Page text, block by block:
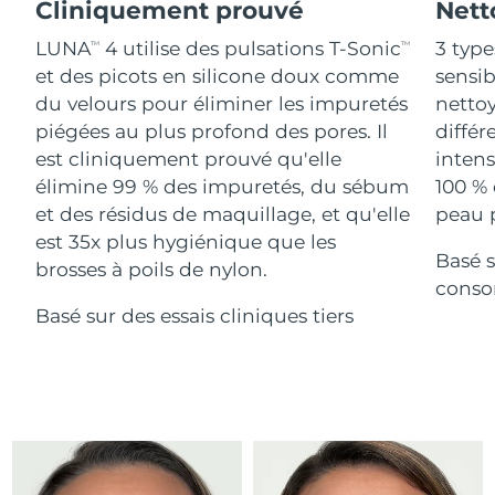
Cliniquement prouvé
LUNATM 4 utilise des pulsations T-SonicTM
et des picots en silicone doux comme
du velours pour éliminer les impuretés
piégées au plus profond des pores. Il
est cliniquement prouvé qu'elle
élimine 99 % des impuretés, du sébum
et des résidus de maquillage, et qu'elle
est 35x plus hygiénique que les
brosses à poils de nylon.
Basé sur des essais cliniques tiers
3
100
peau
Basé
For healthy hair
18% PAP
Acheter tout
FOREO APP
À PROPROS
Israël
Italie Livraison estimée 8/10/26
Japon Livraison estimée 8/13/26
Jersey Livraison estimée8/15/26
Kazakhstan Livraison estimée
8/10/26
Lituanie Livraison estimée8/10/26